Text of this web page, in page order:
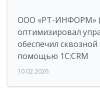
ООО «РТ-ИНФОРМ»
оптимизировал
обеспечил
помощью 1С:CRM
10.02.2026